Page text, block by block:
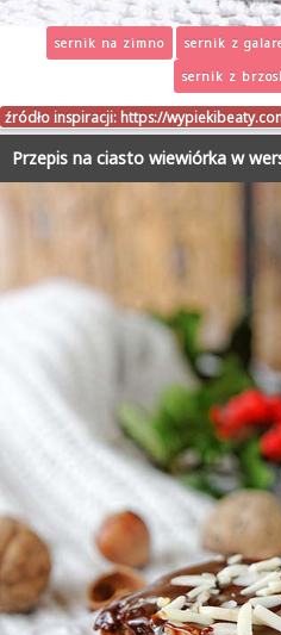
sernik na zimno sernik z
sernik z
źródło inspiracji: https://
Przepis na ciasto wiewiórka w